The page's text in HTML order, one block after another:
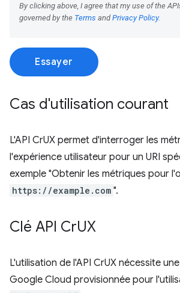
Essayer
Cas d'utilisation courant
L'API CrUX permet d'interroger les
l'expérience utilisateur pour un URI
exemple "Obtenir les métriques pour
https://example.com ".
Clé API CrUX
L'utilisation de l'API CrUX nécessite
Google Cloud provisionnée pour